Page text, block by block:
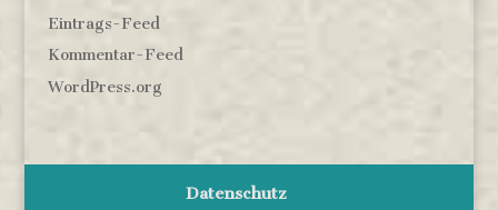
Eintrags-Feed
Kommentar-Feed
WordPress.org
Datenschutz